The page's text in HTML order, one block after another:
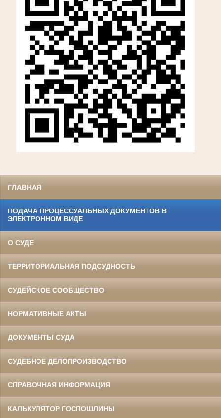
ГЛАВНАЯ
ПОДАЧА ПРОЦЕССУАЛЬНЫХ ДОКУМЕНТОВ В
ЭЛЕКТРОННОМ ВИДЕ
О СУДЕ
ТЕРРИТОРИАЛЬНАЯ ПОДСУДНОСТЬ
СУДЕЙСКОЕ СООБЩЕСТВО
НОРМАТИВНЫЕ АКТЫ
ДОКУМЕНТЫ СУДА
СУДЕБНОЕ ДЕЛОПРОИЗВОДСТВО
СПРАВОЧНАЯ ИНФОРМАЦИЯ
КАЛЬКУЛЯТОР ГОСПОШЛИНЫ